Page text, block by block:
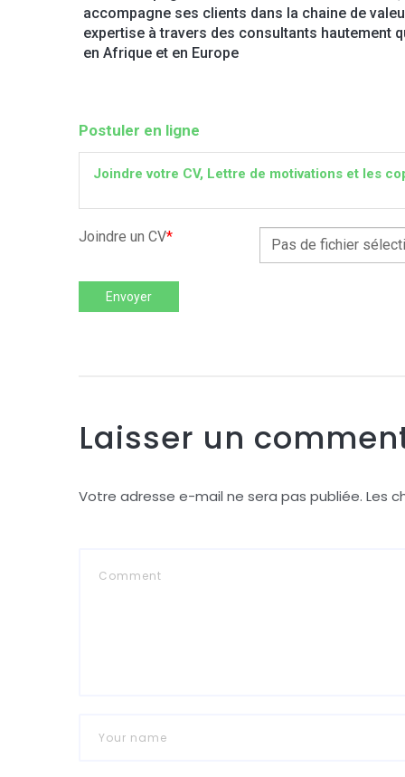
accompagne ses clients dans la chaine de
expertise à travers des consultants hautement
en Afrique et en Europe
Postuler en ligne
Joindre votre CV, Lettre de motivations et les
Joindre un CV* Pas de fichier
Envoyer
Laisser un
Votre adresse e-mail ne sera pas publiée. Les